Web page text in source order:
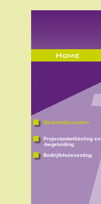
Marktonderzoeken
Projectontwikkeling en
-begeleiding
Bedrijfshuisvesting